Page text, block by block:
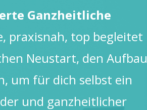
Ganzheitliche
praxisnah, top begleitet
Neustart, den Aufbau
um für dich selbst ein
und ganzheitlicher